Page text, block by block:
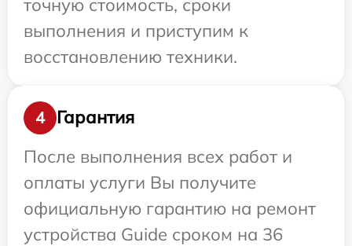
точную стоимость, сроки
выполнения и приступим к
восстановлению техники.
4
Гарантия
После выполнения всех работ и
оплаты услуги Вы получите
официальную гарантию на ремонт
устройства Guide сроком на 36